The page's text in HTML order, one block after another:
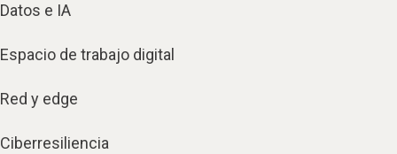
Datos e IA
Espacio de trabajo digital
Red y edge
Ciberresiliencia